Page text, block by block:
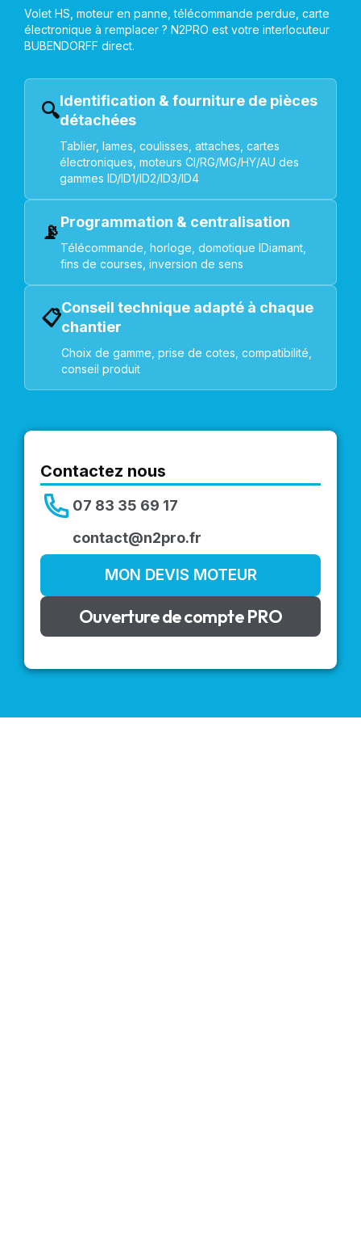
Volet HS, moteur en panne, télécommande perdue, carte
électronique à remplacer ? N2PRO est votre interlocuteur
BUBENDORFF direct.
🔍Identification & fourniture de pièces
détachées
Tablier, lames, coulisses, attaches, cartes
électroniques, moteurs CI/RG/MG/HY/AU des
gammes ID/ID1/ID2/ID3/ID4
📡Programmation & centralisation
Télécommande, horloge, domotique IDiamant,
fins de courses, inversion de sens
📋Conseil technique adapté à chaque
chantier
Choix de gamme, prise de cotes, compatibilité,
conseil produit
Contactez nous
07 83 35 69 17
contact@n2pro.fr
MON DEVIS MOTEUR
Ouverture de compte PRO